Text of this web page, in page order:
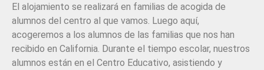
El alojamiento se realizará en familias de acogida de
alumnos del centro al que vamos. Luego aquí,
acogeremos a los alumnos de las familias que nos han
recibido en California. Durante el tiempo escolar, nuestros
alumnos están en el Centro Educativo, asistiendo y